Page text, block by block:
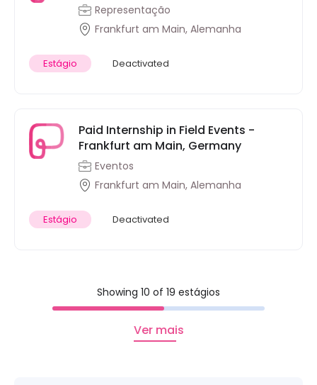
Representação
Frankfurt am Main, Alemanha
Estágio Deactivated
Paid Internship in Field Events -
Frankfurt am Main, Germany
Eventos
Frankfurt am Main, Alemanha
Estágio Deactivated
Showing 10 of 19 estágios
Ver mais